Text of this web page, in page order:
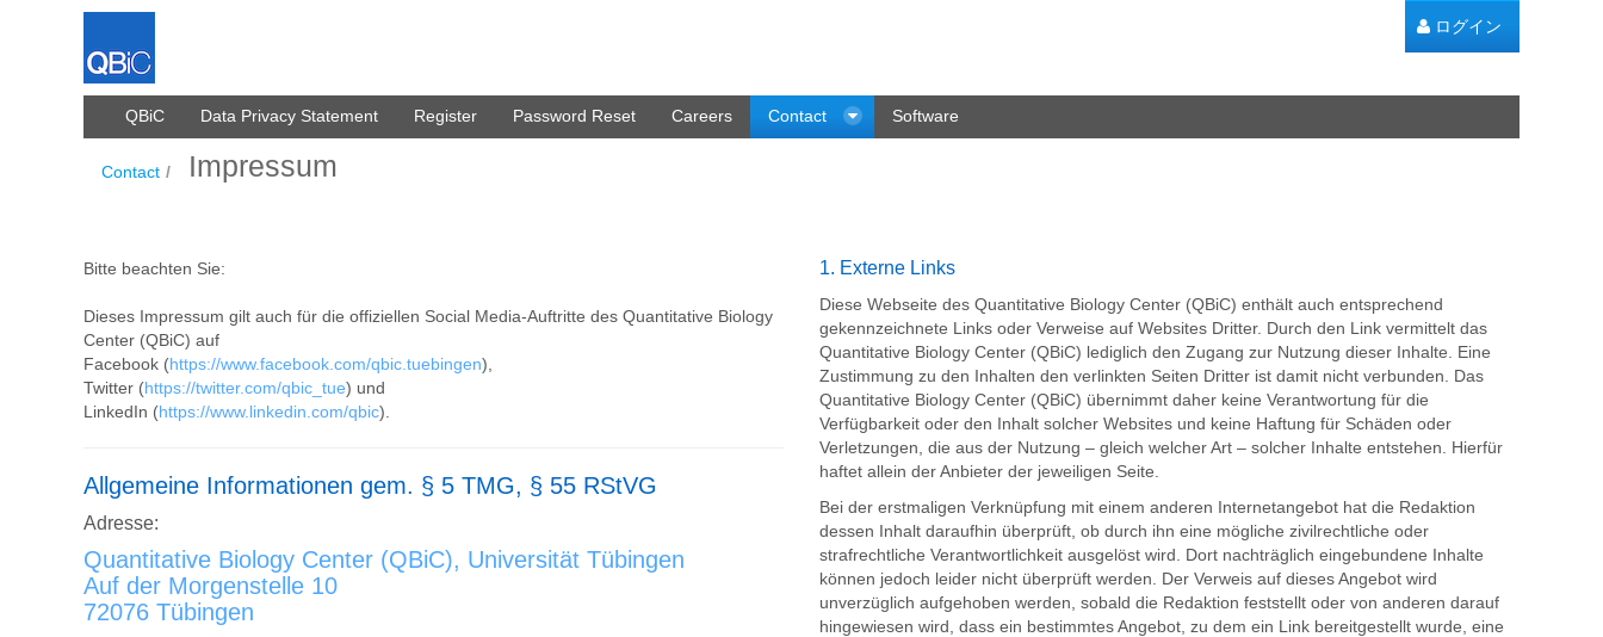
内容へスキップ
ログイン
Impressum
QBiC Data Privacy Statement Register Password Reset Careers Contact Software
Contact / Impressum
Bitte beachten Sie:
Dieses Impressum gilt auch für die offiziellen Social Media-Auftritte des Quantitative Biology
Center (QBiC) auf
Facebook (https://www.facebook.com/qbic.tuebingen),
Twitter (https://twitter.com/qbic_tue) und
LinkedIn (https://www.linkedin.com/qbic).
Allgemeine Informationen gem. § 5 TMG, § 55 RStVG
Adresse:
Quantitative Biology Center (QBiC), Universität Tübingen
Auf der Morgenstelle 10
72076 Tübingen
1. Externe Links
Diese Webseite des Quantitative Biology Center (QBiC) enthält auch entsprechend
gekennzeichnete Links oder Verweise auf Websites Dritter. Durch den Link vermittelt das
Quantitative Biology Center (QBiC) lediglich den Zugang zur Nutzung dieser Inhalte. Eine
Zustimmung zu den Inhalten den verlinkten Seiten Dritter ist damit nicht verbunden. Das
Quantitative Biology Center (QBiC) übernimmt daher keine Verantwortung für die
Verfügbarkeit oder den Inhalt solcher Websites und keine Haftung für Schäden oder
Verletzungen, die aus der Nutzung – gleich welcher Art – solcher Inhalte entstehen. Hierfür
haftet allein der Anbieter der jeweiligen Seite.
Bei der erstmaligen Verknüpfung mit einem anderen Internetangebot hat die Redaktion
dessen Inhalt daraufhin überprüft, ob durch ihn eine mögliche zivilrechtliche oder
strafrechtliche Verantwortlichkeit ausgelöst wird. Dort nachträglich eingebundene Inhalte
können jedoch leider nicht überprüft werden. Der Verweis auf dieses Angebot wird
unverzüglich aufgehoben werden, sobald die Redaktion feststellt oder von anderen darauf
hingewiesen wird, dass ein bestimmtes Angebot, zu dem ein Link bereitgestellt wurde, eine